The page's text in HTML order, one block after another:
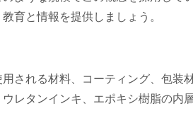
育と情報を提供しましょう。
される材料、コーティング、包装
レタンインキ、エポキシ樹脂の